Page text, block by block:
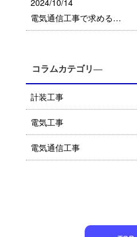
2024/10/14
電気通信工事で求める…
コラムカテゴリ―
計装工事
電気工事
電気通信工事